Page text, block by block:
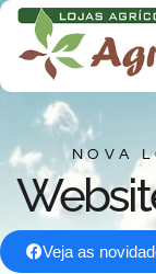
NOVA
Veja as